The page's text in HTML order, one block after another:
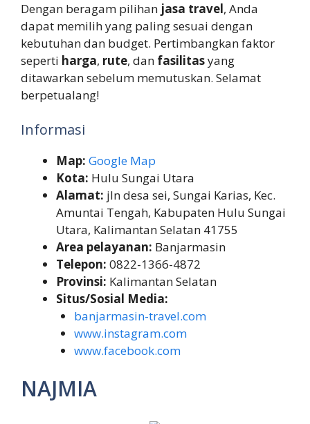
Dengan beragam pilihan jasa travel, Anda
dapat memilih yang paling sesuai dengan
kebutuhan dan budget. Pertimbangkan faktor
seperti harga, rute, dan fasilitasyang
ditawarkan sebelum memutuskan. Selamat
berpetualang!
Informasi
Map: Google Map
Kota: Hulu Sungai Utara
Alamat: jln desa sei, Sungai Karias, Kec.
Amuntai Tengah, Kabupaten Hulu Sungai
Utara, Kalimantan Selatan 41755
Area pelayanan: Banjarmasin
Telepon: 0822-1366-4872
Provinsi: Kalimantan Selatan
Situs/Sosial Media:
banjarmasin-travel.com
www.instagram.com
www.facebook.com
NAJMIA